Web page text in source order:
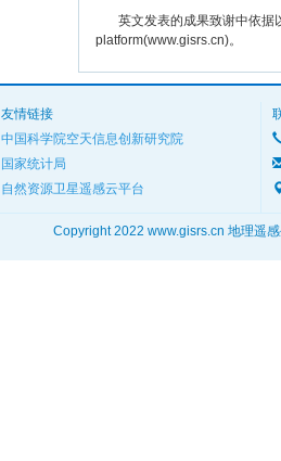
英文发表的成果致谢中依据
platform(www.gisrs.cn)。
友情链接
中国科学院空天信息创新研究院
国家统计局
自然资源卫星遥感云平台
Copyright 2022 www.gisrs.cn 地理遥